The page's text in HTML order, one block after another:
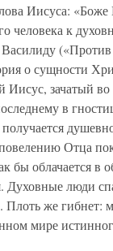
Иисуса:
человека к
о сущности
зачатый
в
Отца
бы облачается в
люди
же гибнет:
мире